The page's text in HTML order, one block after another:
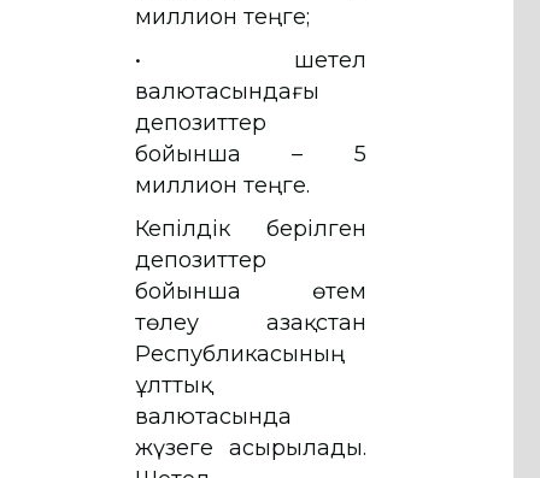
миллион теңге;
• шетел
валютасындағы
депозиттер
бойынша – 5
миллион теңге.
Кепілдік берілген
депозиттер
бойынша өтем
төлеу Қазақстан
Республикасының
ұлттық
валютасында
жүзеге асырылады.